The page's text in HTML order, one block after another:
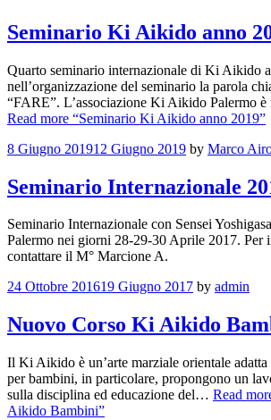
Seminario Ki Aikido anno
Quarto seminario internazionale di Ki Aikido a
nell’organizzazione del seminario la parola
“FARE”. L’associazione Ki Aikido Palermo
Read more “Seminario Ki Aikido anno 2019”
8 Giugno 201912 Giugno 2019 by Marco
Seminario Internazionale
Seminario Internazionale con Sensei
Palermo nei giorni 28-29-30 Aprile 2017. Per
contattare il M° Marcione A.
24 Ottobre 201619 Giugno 2017 by admin
Nuovo Corso Ki Aikido
Il Ki Aikido è un’arte marziale orientale adatta
per bambini, in particolare, propongono un
sulla disciplina ed educazione del… Read
Aikido Bambini”